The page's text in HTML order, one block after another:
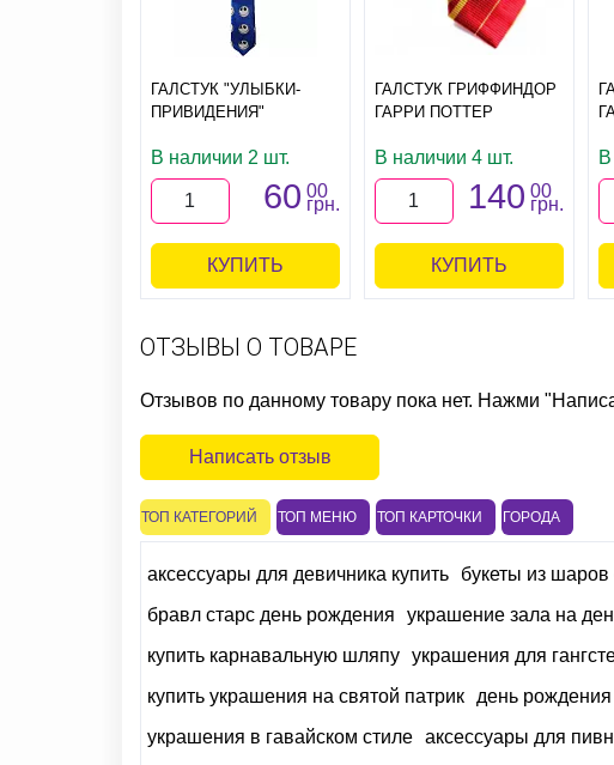
ГАЛСТУК "УЛЫБКИ-
ПРИВИДЕНИЯ"
В наличии 2 шт.
60 00
грн.
КУПИТЬ
ГАЛСТУК ГРИФФИНДОР
ГАРРИ ПОТТЕР
В наличии 4 шт.
140 00
грн.
КУПИТЬ
ОТЗЫВЫ О ТОВАРЕ
Отзывов по данному товару пока нет. Нажми
Написать отзыв
ТОП КАТЕГОРИЙ ТОП МЕНЮ ТОП КАРТОЧКИ ГОРОДА
аксессуары для девичника купить букеты из шаров
бравл старс день рождения
украшение зала на
купить карнавальную шляпу украшения для
купить украшения на святой патрик
день рождения
украшения в гавайском стиле аксессуары для